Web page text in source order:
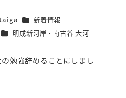
taiga カテゴリー
新着情報
カテゴリー
明成新河岸・南古谷 大河
の勉強辞めることにしまし